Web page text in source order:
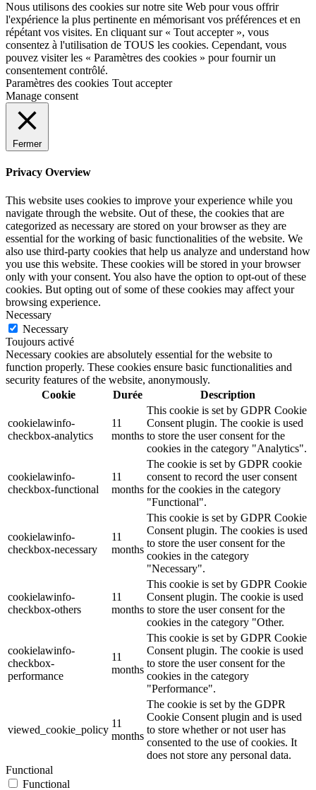
Nous utilisons des cookies sur notre site Web pour vous offrir
l'expérience la plus pertinente en mémorisant vos préférences et en
répétant vos visites. En cliquant sur « Tout accepter », vous
consentez à l'utilisation de TOUS les cookies. Cependant, vous
pouvez visiter les « Paramètres des cookies » pour fournir un
consentement contrôlé.
Paramètres des cookies Tout accepter
Manage consent
Fermer
Privacy Overview
This website uses cookies to improve your experience while you
navigate through the website. Out of these, the cookies that are
categorized as necessary are stored on your browser as they are
essential for the working of basic functionalities of the website. We
also use third-party cookies that help us analyze and understand how
you use this website. These cookies will be stored in your browser
only with your consent. You also have the option to opt-out of these
cookies. But opting out of some of these cookies may affect your
browsing experience.
Necessary
Necessary
Toujours activé
Necessary cookies are absolutely essential for the website to
function properly. These cookies ensure basic functionalities and
security features of the website, anonymously.
Cookie
Durée Description
cookielawinfo-
checkbox-analytics
11
months
This cookie is set by GDPR Cookie
Consent plugin. The cookie is used
to store the user consent for the
cookies in the category "Analytics".
cookielawinfo-
checkbox-functional
11
months
The cookie is set by GDPR cookie
consent to record the user consent
for the cookies in the category
"Functional".
cookielawinfo-
checkbox-necessary
11
months
This cookie is set by GDPR Cookie
Consent plugin. The cookies is used
to store the user consent for the
cookies in the category
"Necessary".
cookielawinfo-
checkbox-others
11
months
This cookie is set by GDPR Cookie
Consent plugin. The cookie is used
to store the user consent for the
cookies in the category "Other.
cookielawinfo-
checkbox-
performance
11
months
This cookie is set by GDPR Cookie
Consent plugin. The cookie is used
to store the user consent for the
cookies in the category
"Performance".
viewed_cookie_policy
11
months
The cookie is set by the GDPR
Cookie Consent plugin and is used
to store whether or not user has
consented to the use of cookies. It
does not store any personal data.
Functional
Functional